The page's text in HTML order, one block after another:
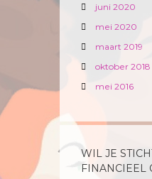
juni 2020
mei 2020
maart 2019
oktober 2018
mei 2016
WIL JE
FINANCIEEL